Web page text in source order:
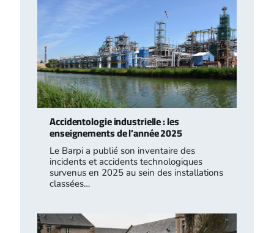
Accidentologie industrielle : les
enseignements de l’année 2025
Le Barpi a publié son inventaire des
incidents et accidents technologiques
survenus en 2025 au sein des installations
classées…